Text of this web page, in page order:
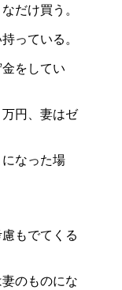
だけ買う。
っている。
をしてい
円、妻はゼ
なった場
もでてくる
のものにな